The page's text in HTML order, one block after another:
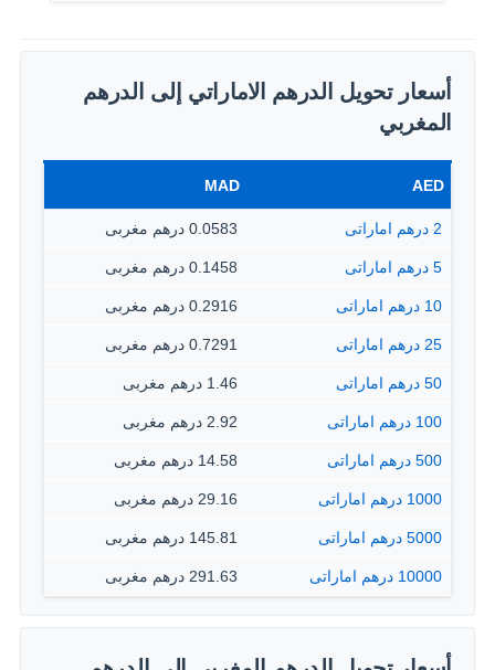
أسعار تحويل الدرهم الاماراتي إلى الدرهم
المغربي
AED
MAD
2 درهم اماراتى 0.0583 درهم مغربى
5 درهم اماراتى 0.1458 درهم مغربى
10 درهم اماراتى 0.2916 درهم مغربى
25 درهم اماراتى 0.7291 درهم مغربى
50 درهم اماراتى 1.46 درهم مغربى
100 درهم اماراتى 2.92 درهم مغربى
500 درهم اماراتى 14.58 درهم مغربى
1000 درهم اماراتى 29.16 درهم مغربى
5000 درهم اماراتى 145.81 درهم مغربى
10000 درهم اماراتى 291.63 درهم مغربى